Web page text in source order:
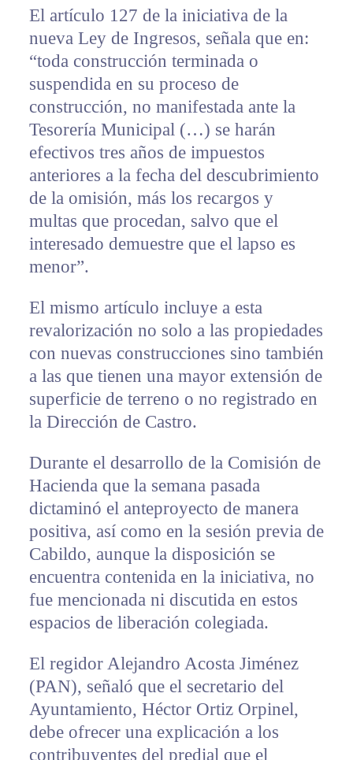
El artículo 127 de la iniciativa de la
nueva Ley de Ingresos, señala que en:
“toda construcción terminada o
suspendida en su proceso de
construcción, no manifestada ante la
Tesorería Municipal (…) se harán
efectivos tres años de impuestos
anteriores a la fecha del descubrimiento
de la omisión, más los recargos y
multas que procedan, salvo que el
interesado demuestre que el lapso es
menor”.
El mismo artículo incluye a esta
revalorización no solo a las propiedades
con nuevas construcciones sino también
a las que tienen una mayor extensión de
superficie de terreno o no registrado en
la Dirección de Castro.
Durante el desarrollo de la Comisión de
Hacienda que la semana pasada
dictaminó el anteproyecto de manera
positiva, así como en la sesión previa de
Cabildo, aunque la disposición se
encuentra contenida en la iniciativa, no
fue mencionada ni discutida en estos
espacios de liberación colegiada.
El regidor Alejandro Acosta Jiménez
(PAN), señaló que el secretario del
Ayuntamiento, Héctor Ortiz Orpinel,
debe ofrecer una explicación a los
contribuyentes del predial que el